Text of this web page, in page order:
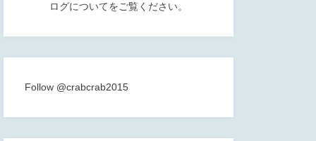
ログについてをご覧ください。
Follow @crabcrab2015